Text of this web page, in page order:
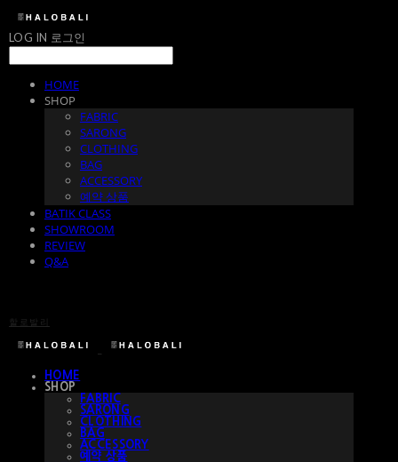
LOG IN 로그인
HOME
SHOP
FABRIC
SARONG
CLOTHING
BAG
ACCESSORY
예약 상품
BATIK CLASS
SHOWROOM
REVIEW
Q&A
할로발리
HOME
SHOP
FABRIC
SARONG
CLOTHING
BAG
ACCESSORY
예약 상품